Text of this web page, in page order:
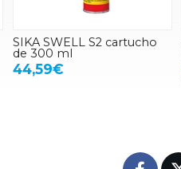
SIKA SWELL S2 cartucho
de 300 ml
44,59€